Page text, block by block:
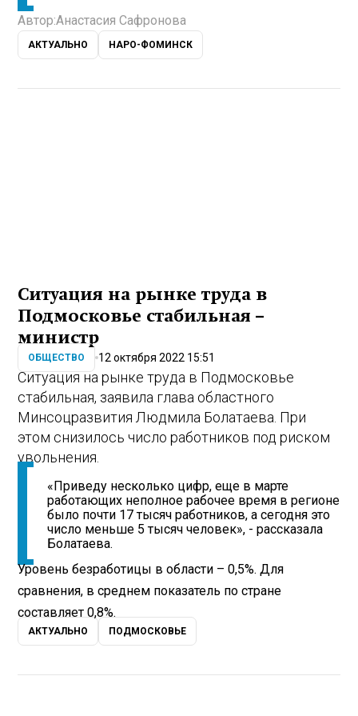
Автор:Анастасия Сафронова
АКТУАЛЬНО НАРО-ФОМИНСК
Ситуация на рынке труда в
Подмосковье стабильная –
министр
ОБЩЕСТВО 12 октября 2022 15:51
Ситуация на рынке труда в Подмосковье
стабильная, заявила глава областного
Минсоцразвития Людмила Болатаева. При
этом снизилось число работников под риском
увольнения.
«Приведу несколько цифр, еще в марте
работающих неполное рабочее время в регионе
было почти 17 тысяч работников, а сегодня это
число меньше 5 тысяч человек», - рассказала
Болатаева.
Уровень безработицы в области – 0,5%. Для
сравнения, в среднем показатель по стране
составляет 0,8%.
АКТУАЛЬНО ПОДМОСКОВЬЕ